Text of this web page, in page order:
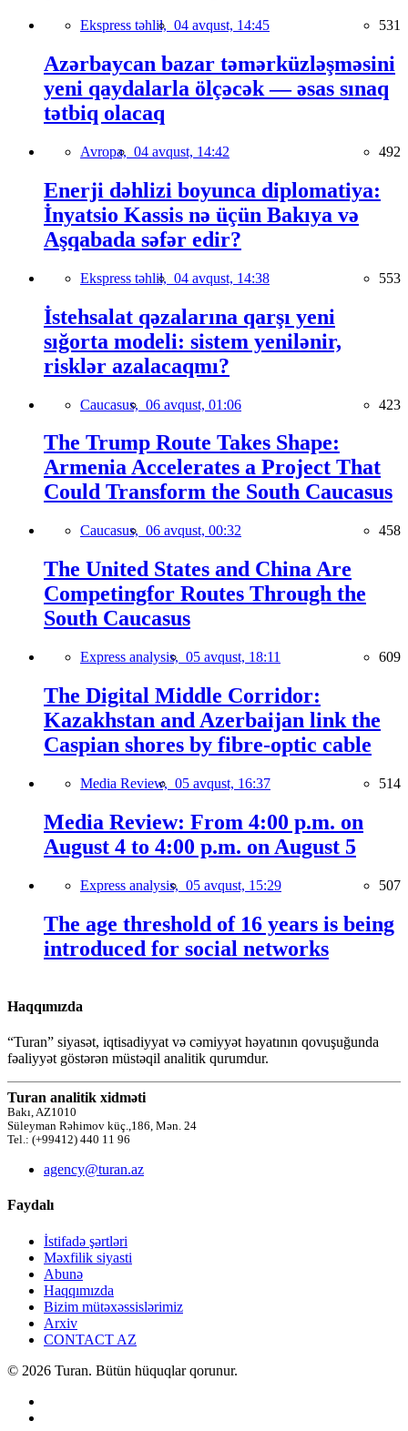
Ekspress təhlil, 04 avqust, 14:45 531
Azərbaycan bazar təmərküzləşməsini
yeni qaydalarla ölçəcək — əsas sınaq
tətbiq olacaq
Avropa, 04 avqust, 14:42 492
Enerji dəhlizi boyunca diplomatiya:
İnyatsio Kassis nə üçün Bakıya və
Aşqabada səfər edir?
Ekspress təhlil, 04 avqust, 14:38 553
İstehsalat qəzalarına qarşı yeni
sığorta modeli: sistem yenilənir,
risklər azalacaqmı?
Caucasus, 06 avqust, 01:06 423
The Trump Route Takes Shape:
Armenia Accelerates a Project That
Could Transform the South Caucasus
Caucasus, 06 avqust, 00:32 458
The United States and China Are
Competingfor Routes Through the
South Caucasus
Express analysis, 05 avqust, 18:11 609
The Digital Middle Corridor:
Kazakhstan and Azerbaijan link the
Caspian shores by fibre-optic cable
Media Review, 05 avqust, 16:37 514
Media Review: From 4:00 p.m. on
August 4 to 4:00 p.m. on August 5
Express analysis, 05 avqust, 15:29 507
The age threshold of 16 years is being
introduced for social networks
Haqqımızda
“Turan” siyasət, iqtisadiyyat və cəmiyyət həyatının qovuşuğunda
fəaliyyət göstərən müstəqil analitik qurumdur.
Turan analitik xidməti
Bakı, AZ1010
Süleyman Rəhimov küç.,186, Mən. 24
Tel.: (+99412) 440 11 96
agency@turan.az
Faydalı
İstifadə şərtləri
Məxfilik siyasti
Abunə
Haqqımızda
Bizim mütəxəssislərimiz
Arxiv
CONTACT AZ
© 2026 Turan. Bütün hüquqlar qorunur.